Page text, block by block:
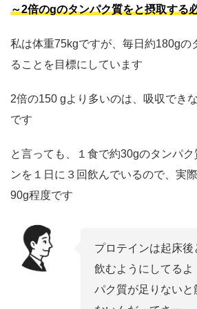
～2倍のgのタンパク質をと摂取する
私は体重75kgですが、毎日約180gの
ることを目標にしています
2倍の150 gより多いのは、吸収でき
です
と言っても、１食で約30gのタンパ
ンを１日に３回飲んでいるので、実
90g程度です
プロテインは起床
飲むようにしてる
パク質が足りないと